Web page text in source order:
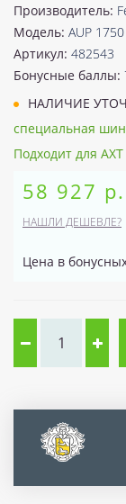
Производитель:
Модель: AUP 1750
Артикул: 482543
Бонусные баллы:
НАЛИЧИЕ
специальная
Подходит для
58 927 р.
НАШЛИ ДЕШЕВЛЕ?
Цена в